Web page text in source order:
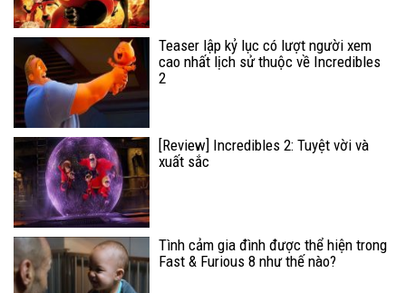
Teaser lập kỷ lục có lượt người xem
cao nhất lịch sử thuộc về Incredibles
2
[Review] Incredibles 2: Tuyệt vời và
xuất sắc
Tình cảm gia đình được thể hiện trong
Fast & Furious 8 như thế nào?